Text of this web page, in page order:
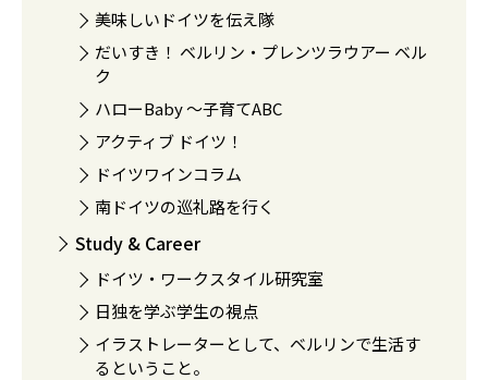
美味しいドイツを伝え隊
だいすき！ ベルリン・プレンツラウアー ベル
ク
ハローBaby 〜子育てABC
アクティブ ドイツ！
ドイツワインコラム
南ドイツの巡礼路を行く
Study & Career
ドイツ・ワークスタイル研究室
日独を学ぶ学生の視点
イラストレーターとして、ベルリンで生活す
るということ。